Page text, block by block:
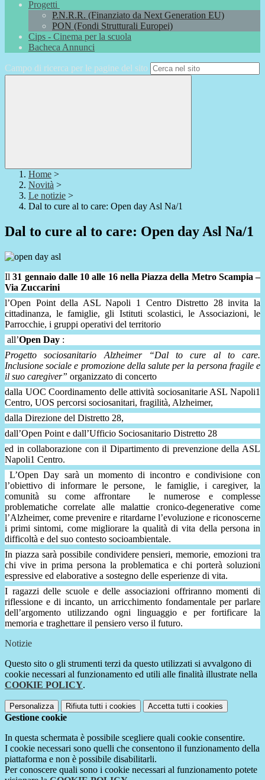
Progetti
P.N.R.R. (Finanziato da Next Generation EU)
PON (Fondi Strutturali Europei)
Cips - Cinema per la scuola
Bacheca Annunci
Campo di ricerca per le pagine del sito
Home >
Novità >
Le notizie >
Dal to cure al to care: Open day Asl Na/1
Dal to cure al to care: Open day Asl Na/1
Il31 gennaio dalle 10 alle 16 nella Piazza della Metro Scampia –
Via Zuccarini
l’Open Point della ASL Napoli 1 Centro Distretto 28 invita la
cittadinanza, le famiglie, gli Istituti scolastici, le Associazioni, le
Parrocchie, i gruppi operativi del territorio
all’Open Day :
Progetto sociosanitario Alzheimer
“Dal to cure al to care.
Inclusione sociale e promozione della salute per la persona fragile e
il suo caregiver” organizzato di concerto
dalla UOC Coordinamento delle attività sociosanitarie ASL Napoli1
Centro, UOS percorsi sociosanitari, fragilità, Alzheimer,
dalla Direzione del Distretto 28,
dall’Open Point e dall’Ufficio Sociosanitario Distretto 28
ed in collaborazione con il Dipartimento di prevenzione della ASL
Napoli1 Centro.
L’Open Day sarà un momento di incontro e condivisione con
l’obiettivo di informare le persone,
le famiglie, i caregiver, la
comunità su come affrontare
le numerose e complesse
problematiche correlate alle malattie cronico-degenerative come
l’Alzheimer, come prevenire e ritardarne l’evoluzione e riconoscerne
i primi sintomi, come migliorare la qualità di vita della persona in
difficoltà e del suo contesto socioambientale.
In piazza sarà possibile condividere pensieri, memorie, emozioni tra
chi vive in prima persona la problematica e chi porterà soluzioni
espressive ed elaborative a sostegno delle esperienze di vita.
I ragazzi delle scuole e delle associazioni offriranno momenti di
riflessione e di incanto, un arricchimento fondamentale per parlare
dell’argomento utilizzando ogni linguaggio e per fortificare la
memoria e traghettare il pensiero verso il futuro.
Notizie
Questo sito o gli strumenti terzi da questo utilizzati si avvalgono di
cookie necessari al funzionamento ed utili alle finalità illustrate nella
COOKIE POLICY.
Personalizza Rifiuta tutti i cookies Accetta tutti i cookies
Gestione cookie
In questa schermata è possibile scegliere quali cookie consentire.
I cookie necessari sono quelli che consentono il funzionamento della
piattaforma e non è possibile disabilitarli.
Per conoscere quali sono i cookie necessari al funzionamento potete